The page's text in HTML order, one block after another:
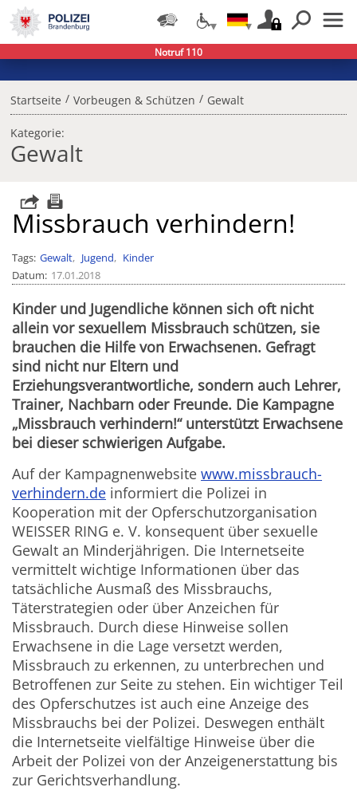
Startseite / Vorbeugen & Schützen / Gewalt
Kategorie:
Gewalt
Missbrauch verhindern!
Tags Gewalt Jugend
Kinder
Datum 17.01.2018
Kinder und Jugendliche können sich oft nicht
allein vor sexuellem Missbrauch schützen, sie
brauchen die Hilfe von Erwachsenen. Gefragt
sind nicht nur Eltern und
Erziehungsverantwortliche, sondern auch Lehrer,
Trainer, Nachbarn oder Freunde. Die Kampagne
„Missbrauch verhindern!“ unterstützt Erwachsene
bei dieser schwierigen Aufgabe.
Auf der Kampagnenwebsitewww.missbrauch-
verhindern.de informiert die Polizei in
Kooperation mit der Opferschutzorganisation
WEISSER RING e. V. konsequent über sexuelle
Gewalt an Minderjährigen. Die Internetseite
vermittelt wichtige Informationen über das
tatsächliche Ausmaß des Missbrauchs,
Täterstrategien oder über Anzeichen für
Missbrauch. Durch diese Hinweise sollen
Erwachsene in die Lage versetzt werden,
Missbrauch zu erkennen, zu unterbrechen und
Betroffenen zur Seite zu stehen. Ein wichtiger Teil
des Opferschutzes ist auch eine Anzeige des
Missbrauchs bei der Polizei. Deswegen enthält
die Internetseite vielfältige Hinweise über die
Arbeit der Polizei von der Anzeigenerstattung bis
zur Gerichtsverhandlung.
Notruf 110